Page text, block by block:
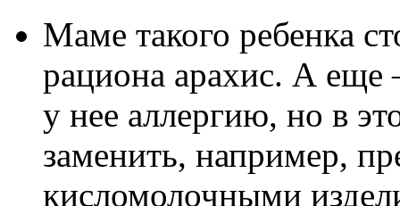
Маме такого ребенка
рациона арахис. А
у нее аллергию, но в
заменить, например,
кисломолочными